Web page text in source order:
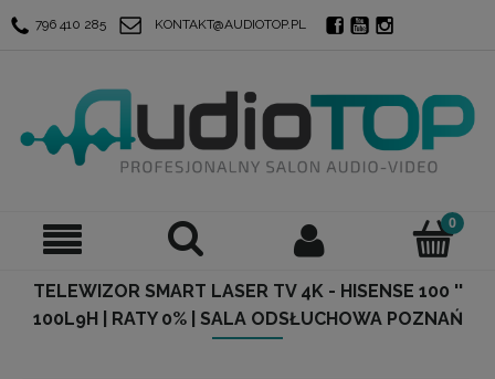
796 410 285 KONTAKT@AUDIOTOP.PL
TELEWIZOR SMART LASER TV 4K - HISENSE 100 ''
100L9H | RATY 0% | SALA ODSŁUCHOWA POZNAŃ